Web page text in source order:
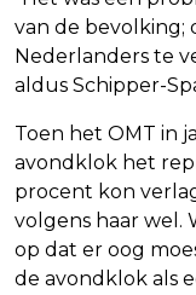
van de bevolking;
Nederlanders te
aldus Schipper-
Toen het OMT in
avondklok het
procent kon
volgens haar wel.
op dat er oog
de avondklok als